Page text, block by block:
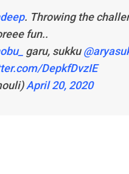
. Throwing the
fun..
garu, sukku
DepkfDvzIE
April 20, 2020